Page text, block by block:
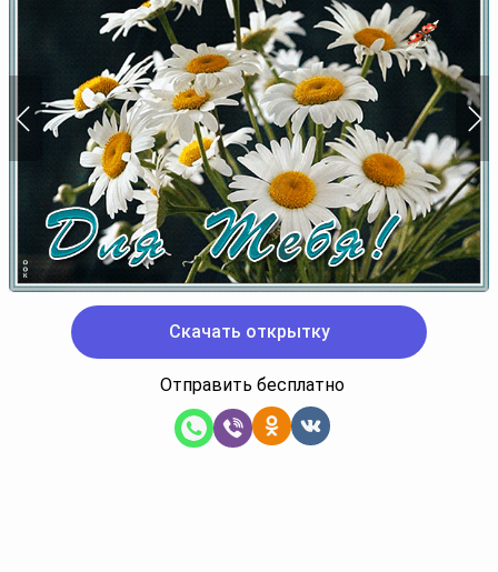
Скачать открытку
Отправить бесплатно